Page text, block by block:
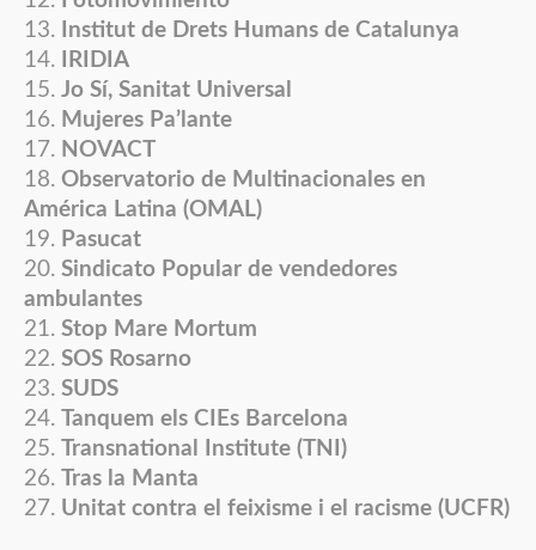
Institut de Drets Humans de Catalunya
IRIDIA
Jo Sí, Sanitat Universal
Mujeres Pa’lante
NOVACT
Observatorio de Multinacionales en
América Latina (OMAL)
Pasucat
Sindicato Popular de vendedores
ambulantes
Stop Mare Mortum
SOS Rosarno
SUDS
Tanquem els CIEs Barcelona
Transnational Institute (TNI)
Tras la Manta
Unitat contra el feixisme i el racisme (UCFR)